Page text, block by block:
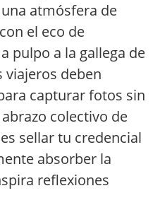
atmósfera de
el eco de
pulpo a la gallega de
viajeros deben
capturar fotos sin
colectivo de
sellar tu credencial
absorber la
reflexiones